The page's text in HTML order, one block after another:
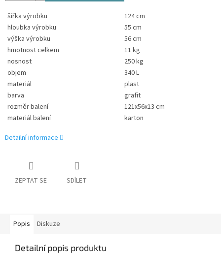
šířka výrobku
124 cm
hloubka výrobku
55 cm
výška výrobku
56 cm
hmotnost celkem
11 kg
nosnost
250 kg
objem
340 L
materiál
plast
barva
grafit
rozměr balení
121x56x13 cm
materiál balení
karton
Detailní informace
ZEPTAT SE SDÍLET
Popis Diskuze
Detailní popis produktu